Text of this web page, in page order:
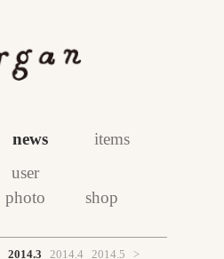
news items
user
photo
shop
2014.3 2014.4 2014.5 >